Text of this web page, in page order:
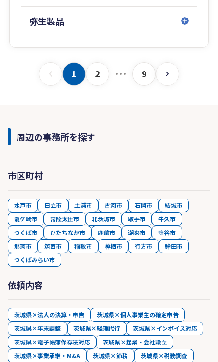
・認定心理士の会会員
・事業承継・引継ぎ支援アドバイザー
弥生製品
1 2 9
周辺の事務所を探す
市区町村
水戸市 日立市 土浦市 古河市 石岡市
結城市
龍ケ崎市
常陸太田市 北茨城市 取手市
牛久市
つくば市
ひたちなか市 鹿嶋市 潮来市
守谷市
那珂市
筑西市 稲敷市 神栖市 行方市
鉾田市
つくばみらい市
依頼内容
茨城県×法人の決算・申告
茨城県×個人事業主の確定申告
茨城県×年末調整
茨城県×経理代行
茨城県×インボイス対応
茨城県×電子帳簿保存法対応
茨城県×起業・会社設立
茨城県×事業承継・M&A
茨城県×節税
茨城県×税務調査